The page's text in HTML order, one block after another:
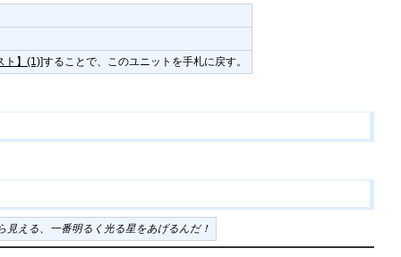
ト】(1)]することで、このユニットを手札に戻す。
見える、一番明るく光る星をあげるんだ！